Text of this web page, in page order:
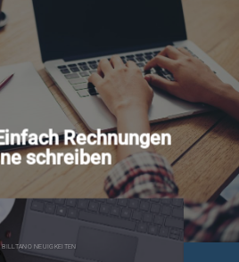
Rechnungen
schreiben
BILLTANO NEUIGKEITEN